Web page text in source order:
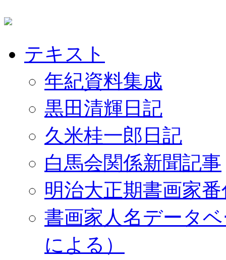
テキスト
年紀資料集成
黒田清輝日記
久米桂一郎日記
白馬会関係新聞記事
明治大正期書画家
書画家人名データ
による）